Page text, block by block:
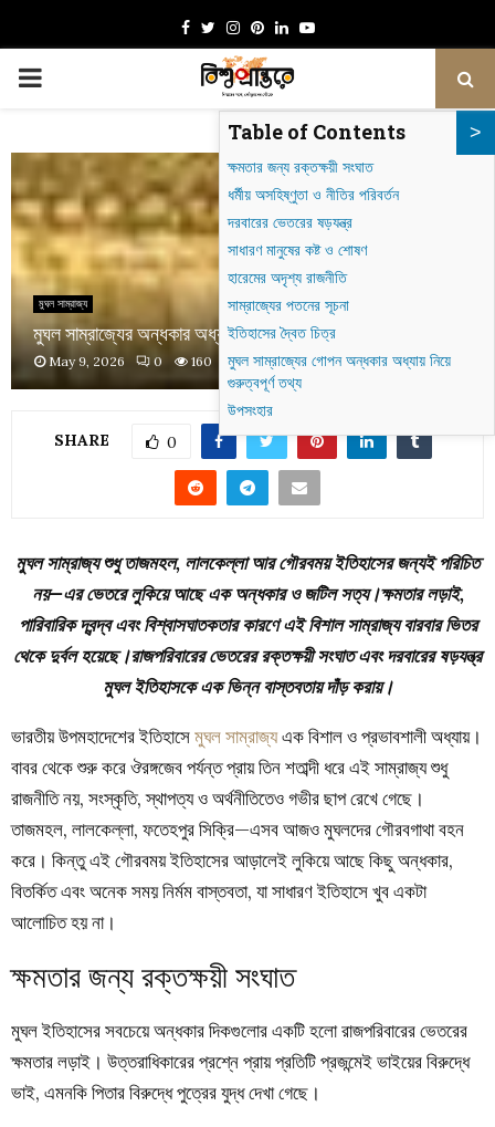
Facebook
TwitterInstagram
Pinterest
LinkedinYoutube
PRIMARY
মুঘল সাম্রাজ্য
মুঘল সাম্রাজ্যের অন্ধকার অধ্যায়: রক্তক্ষয়ী সংঘাত ও ষড়যন্ত্র
May 9, 2026 0 160
SHARE 0
মুঘল সাম্রাজ্য শুধু তাজমহল, লালকেল্লা আর গৌরবময় ইতিহাসের জন্যই পরিচিত
নয়—এর ভেতরে লুকিয়ে আছে এক অন্ধকার ও জটিল সত্য।ক্ষমতার লড়াই,
পারিবারিক দ্বন্দ্ব এবং বিশ্বাসঘাতকতার কারণে এই বিশাল সাম্রাজ্য বারবার ভিতর
থেকে দুর্বল হয়েছে।রাজপরিবারের ভেতরের রক্তক্ষয়ী সংঘাত এবং দরবারের ষড়যন্ত্র
মুঘল ইতিহাসকে এক ভিন্ন বাস্তবতায় দাঁড় করায়।
ভারতীয় উপমহাদেশের ইতিহাসেমুঘল সাম্রাজ্যএক বিশাল ও প্রভাবশালী অধ্যায়।
বাবর থেকে শুরু করে ঔরঙ্গজেব পর্যন্ত প্রায় তিন শতাব্দী ধরে এই সাম্রাজ্য শুধু
রাজনীতি নয়, সংস্কৃতি, স্থাপত্য ও অর্থনীতিতেও গভীর ছাপ রেখে গেছে।
তাজমহল, লালকেল্লা, ফতেহপুর সিক্রি—এসব আজও মুঘলদের গৌরবগাথা বহন
করে। কিন্তু এই গৌরবময় ইতিহাসের আড়ালেই লুকিয়ে আছে কিছু অন্ধকার,
বিতর্কিত এবং অনেক সময় নির্মম বাস্তবতা, যা সাধারণ ইতিহাসে খুব একটা
আলোচিত হয় না।
ক্ষমতার জন্য রক্তক্ষয়ী সংঘাত
মুঘল ইতিহাসের সবচেয়ে অন্ধকার দিকগুলোর একটি হলো রাজপরিবারের ভেতরের
ক্ষমতার লড়াই। উত্তরাধিকারের প্রশ্নে প্রায় প্রতিটি প্রজন্মেই ভাইয়ের বিরুদ্ধে
ভাই, এমনকি পিতার বিরুদ্ধে পুত্রের যুদ্ধ দেখা গেছে।
Table of Contents
ক্ষমতার জন্য রক্তক্ষয়ী সংঘাত
ধর্মীয় অসহিষ্ণুতা ও নীতির পরিবর্তন
দরবারের ভেতরের ষড়যন্ত্র
সাধারণ মানুষের কষ্ট ও শোষণ
হারেমের অদৃশ্য রাজনীতি
সাম্রাজ্যের পতনের সূচনা
ইতিহাসের দ্বৈত চিত্র
মুঘল সাম্রাজ্যের গোপন অন্ধকার অধ্যায় নিয়ে
গুরুত্বপূর্ণ তথ্য
উপসংহার